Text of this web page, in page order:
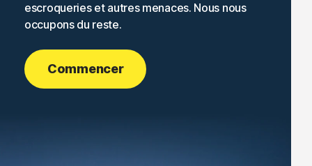
Connexion
escroqueries et autres menaces. Nous nous
occupons du reste.
Commencer